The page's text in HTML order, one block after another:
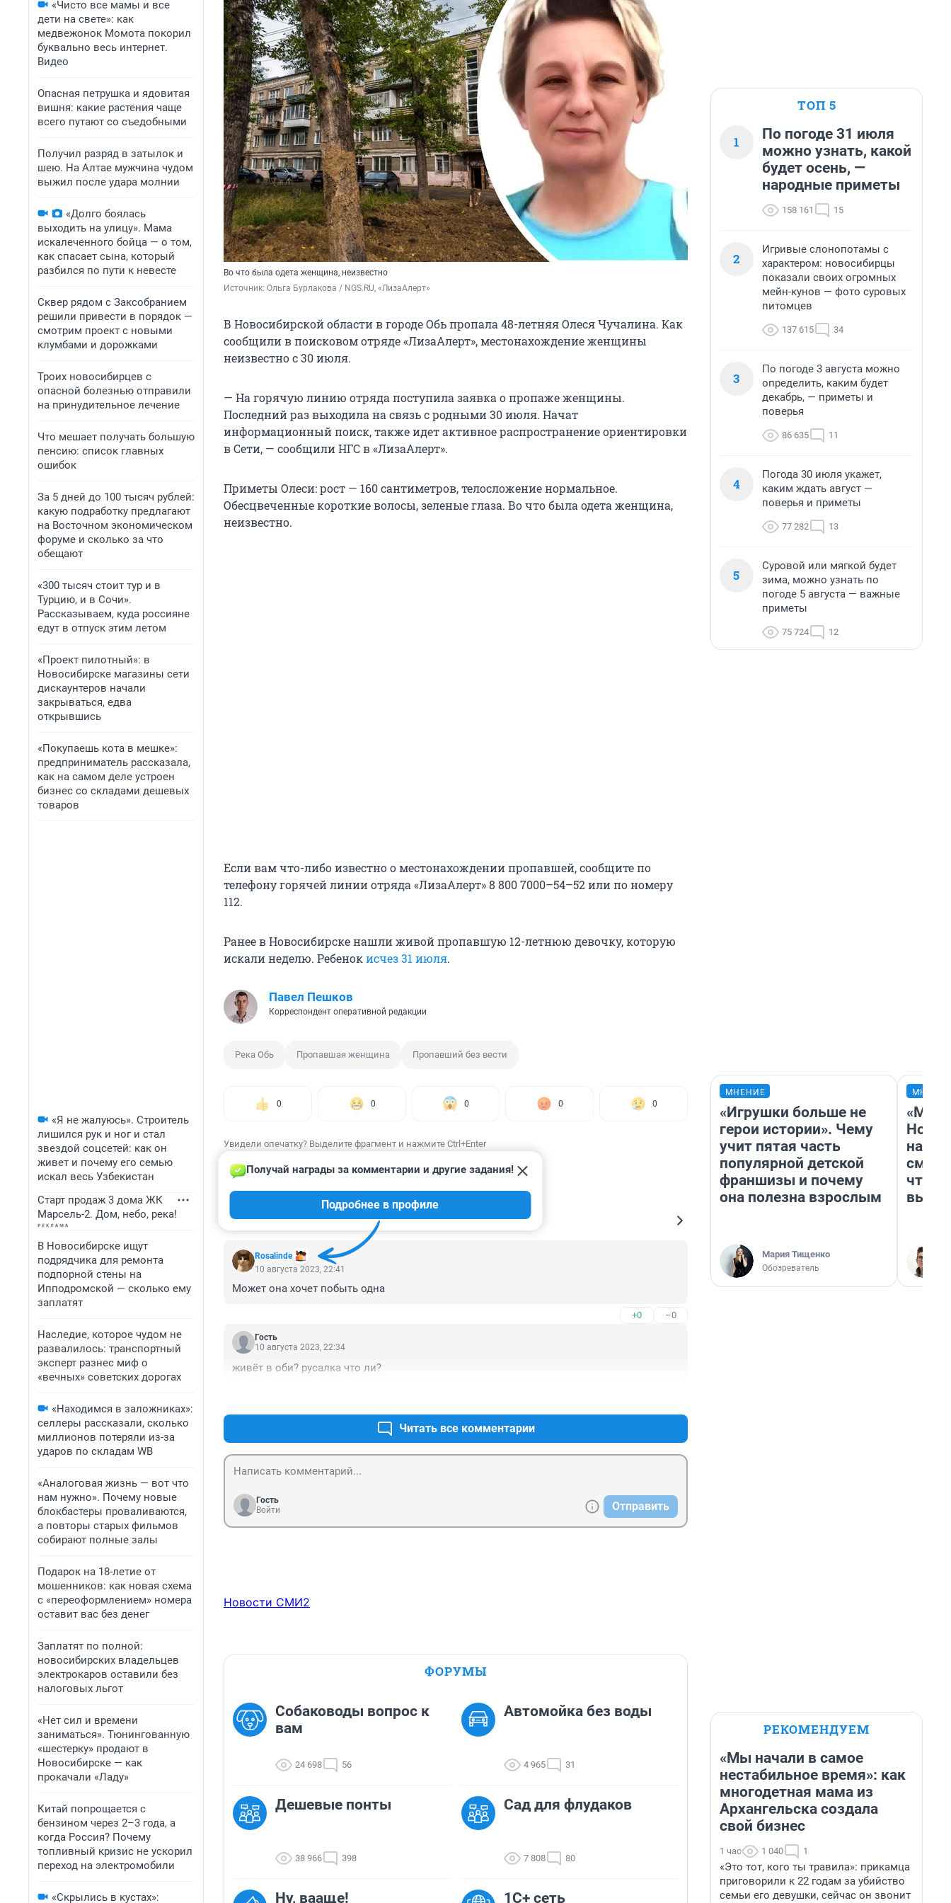
«Чисто все мамы и все
дети на свете»: как
медвежонок Момота покорил
буквально весь интернет.
Видео
Опасная петрушка и ядовитая
вишня: какие растения чаще
всего путают со съедобными
Получил разряд в затылок и
шею. На Алтае мужчина чудом
выжил после удара молнии
«Долго боялась
выходить на улицу». Мама
искалеченного бойца — о том,
как спасает сына, который
разбился по пути к невесте
Сквер рядом с Заксобранием
решили привести в порядок —
смотрим проект с новыми
клумбами и дорожками
Троих новосибирцев с
опасной болезнью отправили
на принудительное лечение
Что мешает получать большую
пенсию: список главных
ошибок
За 5 дней до 100 тысяч рублей:
какую подработку предлагают
на Восточном экономическом
форуме и сколько за что
обещают
«300 тысяч стоит тур и в
Турцию, и в Сочи».
Рассказываем, куда россияне
едут в отпуск этим летом
«Проект пилотный»: в
Новосибирске магазины сети
дискаунтеров начали
закрываться, едва
открывшись
«Покупаешь кота в мешке»:
предприниматель рассказала,
как на самом деле устроен
бизнес со складами дешевых
товаров
«Я не жалуюсь». Строитель
лишился рук и ног и стал
звездой соцсетей: как он
живет и почему его семью
искал весь Узбекистан
Старт продаж 3 дома ЖК
Марсель-2. Дом, небо, река!
В Новосибирске ищут
подрядчика для ремонта
подпорной стены на
Ипподромской — сколько ему
заплатят
Наследие, которое чудом не
развалилось: транспортный
эксперт разнес миф о
«вечных» советских дорогах
«Находимся в заложниках»:
селлеры рассказали, сколько
миллионов потеряли из-за
ударов по складам WB
«Аналоговая жизнь — вот что
нам нужно». Почему новые
блокбастеры проваливаются,
а повторы старых фильмов
собирают полные залы
Подарок на 18-летие от
мошенников: как новая схема
с «переоформлением» номера
оставит вас без денег
Заплатят по полной:
новосибирских владельцев
электрокаров оставили без
налоговых льгот
«Нет сил и времени
заниматься». Тюнингованную
«шестерку» продают в
Новосибирске — как
прокачали «Ладу»
Китай попрощается с
бензином через 2–3 года, а
когда Россия? Почему
топливный кризис не ускорил
переход на электромобили
«Скрылись в кустах»:
Во что была одета женщина, неизвестно
Источник: Ольга Бурлакова / NGS.RU, «ЛизаАлерт»
В Новосибирской области в городе Обь пропала 48-летняя Олеся Чучалина. Как
сообщили в поисковом отряде «ЛизаАлерт», местонахождение женщины
неизвестно с 30 июля.
— На горячую линию отряда поступила заявка о пропаже женщины.
Последний раз выходила на связь с родными 30 июля. Начат
информационный поиск, также идет активное распространение ориентировки
в Сети, — сообщили НГС в «ЛизаАлерт».
Приметы Олеси: рост — 160 сантиметров, телосложение нормальное.
Обесцвеченные короткие волосы, зеленые глаза. Во что была одета женщина,
неизвестно.
Если вам что-либо известно о местонахождении пропавшей, сообщите по
телефону горячей линии отряда «ЛизаАлерт» 8 800 7000–54–52 или по номеру
112.
Ранее в Новосибирске нашли живой пропавшую 12-летнюю девочку, которую
искали неделю. Ребенокисчез 31 июля.
Павел Пешков
Корреспондент оперативной редакции
Река Обь Пропавшая женщина Пропавший без вести
0 0 0 0 0
Увидели опечатку? Выделите фрагмент и нажмите Ctrl+Enter
КОММЕНТАРИИ 13
Rosalinde
Получай награды за комментарии и другие задания!
Подробнее в профиле
10 августа 2023, 22:41
Может она хочет побыть одна
+0 –0
Гость
10 августа 2023, 22:34
живёт в оби? русалка что ли?
Читать все комментарии
Гость
Войти
Отправить
Новости СМИ2
ФОРУМЫ
Собаководы вопрос к
вам
24 698 56
Автомойка без воды
4 965 31
Дешевые понты
38 966 398
Сад для флудаков
7 808 80
Ну, вааще! 1С+ сеть
ТОП 5
1
По погоде 31 июля
можно узнать, какой
будет осень, —
народные приметы
158 161 15
2
Игривые слонопотамы с
характером: новосибирцы
показали своих огромных
мейн-кунов — фото суровых
питомцев
137 615 34
3
По погоде 3 августа можно
определить, каким будет
декабрь, — приметы и
поверья
86 635 11
4
Погода 30 июля укажет,
каким ждать август —
поверья и приметы
77 282 13
5
Суровой или мягкой будет
зима, можно узнать по
погоде 5 августа — важные
приметы
75 724 12
МНЕНИЕ
«Игрушки больше не
герои истории». Чему
учит пятая часть
популярной детской
франшизы и почему
она полезна взрослым
Мария Тищенко
Обозреватель
«Мы
РЕКОМЕНДУЕМ
«Мы начали в самое
нестабильное время»: как
многодетная мама из
Архангельска создала
свой бизнес
1 час 1 040 1
«Это тот, кого ты травила»: прикамца
приговорили к 22 годам за убийство
семьи его девушки, сейчас он звонит